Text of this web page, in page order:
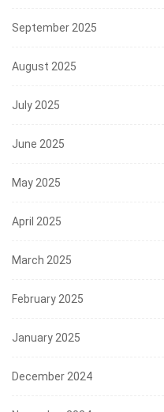
September 2025
August 2025
July 2025
June 2025
May 2025
April 2025
March 2025
February 2025
January 2025
December 2024